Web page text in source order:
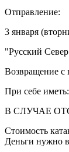
Отправление:
3 января
"Русский
Возвращение с
При себе
В СЛУЧАЕ
Стоимость
Деньги нужно